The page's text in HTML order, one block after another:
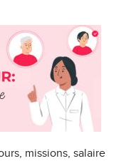
missions, salaire